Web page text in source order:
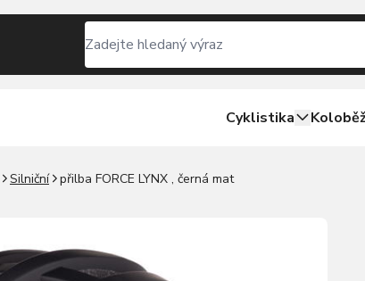
Cyklistika
Silniční přilba FORCE LYNX , černá mat